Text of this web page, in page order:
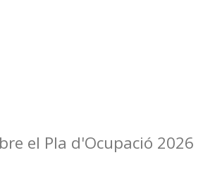
el Pla d'Ocupació 2026